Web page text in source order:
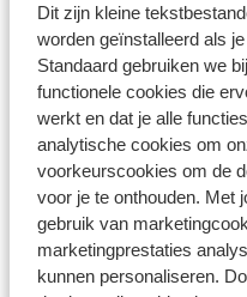
Dit zijn kleine
worden geïnstalleerd als
Standaard gebruiken we
functionele cookies die
werkt en dat je alle
analytische cookies om
voorkeurscookies om de
voor je te onthouden. Met
gebruik van
marketingprestaties
kunnen personaliseren.
Geen airco waardoor
onmogelijk om goed
bovenaan het domein
elke dag een enorme
die leiden naar het
zeer vuil, overal
honden! Glijbanen
gedurende 15min
aanwezig vanaf 14u
helemaal niemand
meer
Sara
Met familie
Bekijk
Ligging